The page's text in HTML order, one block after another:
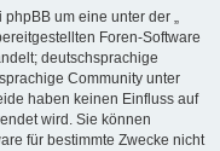
um eine unter der „
Foren-Software
deutschsprachige
Community unter
haben keinen Einfluss auf
wird. Sie können
für bestimmte Zwecke nicht